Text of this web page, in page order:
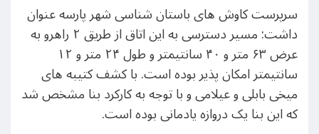
سرپرست کاوش های باستان شناسی شهر پارسه عنوان
داشت: مسیر دسترسی به این اتاق از طریق ۲ راهرو به
عرض ۶۳ متر و ۴۰ سانتیمتر و طول ۲۴ متر و ۱۲
سانتیمتر امکان پذیر بوده است. با کشف کتیبه های
میخی بابلی و عیلامی و با توجه به کارکرد بنا مشخص شد
که این بنا یک دروازه یادمانی بوده است.